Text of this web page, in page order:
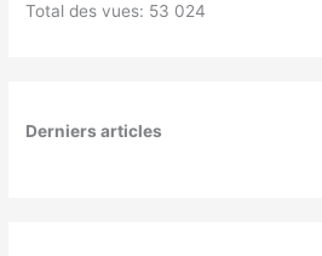
Total des vues: 53 024
Derniers articles